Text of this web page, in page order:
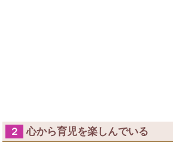
２ 心から育児を楽しんでいる